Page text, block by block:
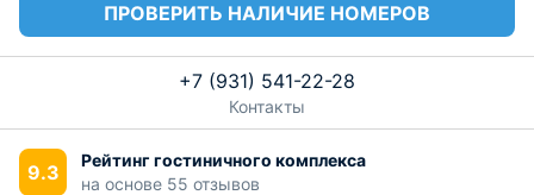
ПРОВЕРИТЬ НАЛИЧИЕ НОМЕРОВ
+7 (931) 541-22-28
Контакты
9.3
Рейтинг гостиничного комплекса
на основе 55 отзывов